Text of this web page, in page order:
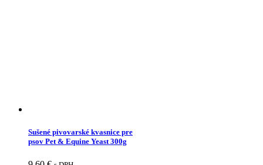
Sušené pivovarské kvasnice pre
psov Pet & Equine Yeast 300g